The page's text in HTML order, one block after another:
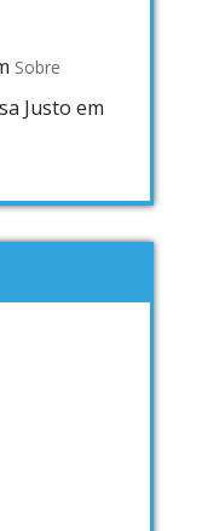
Sobre
Justo em